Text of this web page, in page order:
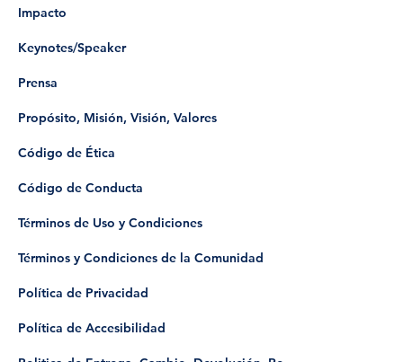
Impacto
Keynotes/Speaker
Prensa
Propósito, Misión, Visión, Valores
Código de Ética
Código de Conducta
Términos de Uso y Condiciones
Términos y Condiciones de la Comunidad
Política de Privacidad
Política de Accesibilidad